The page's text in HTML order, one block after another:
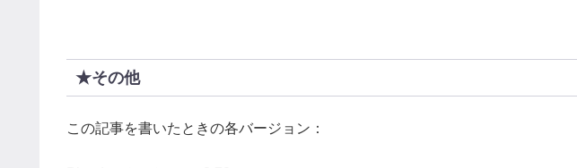
★その他
この記事を書いたときの各バージョン：